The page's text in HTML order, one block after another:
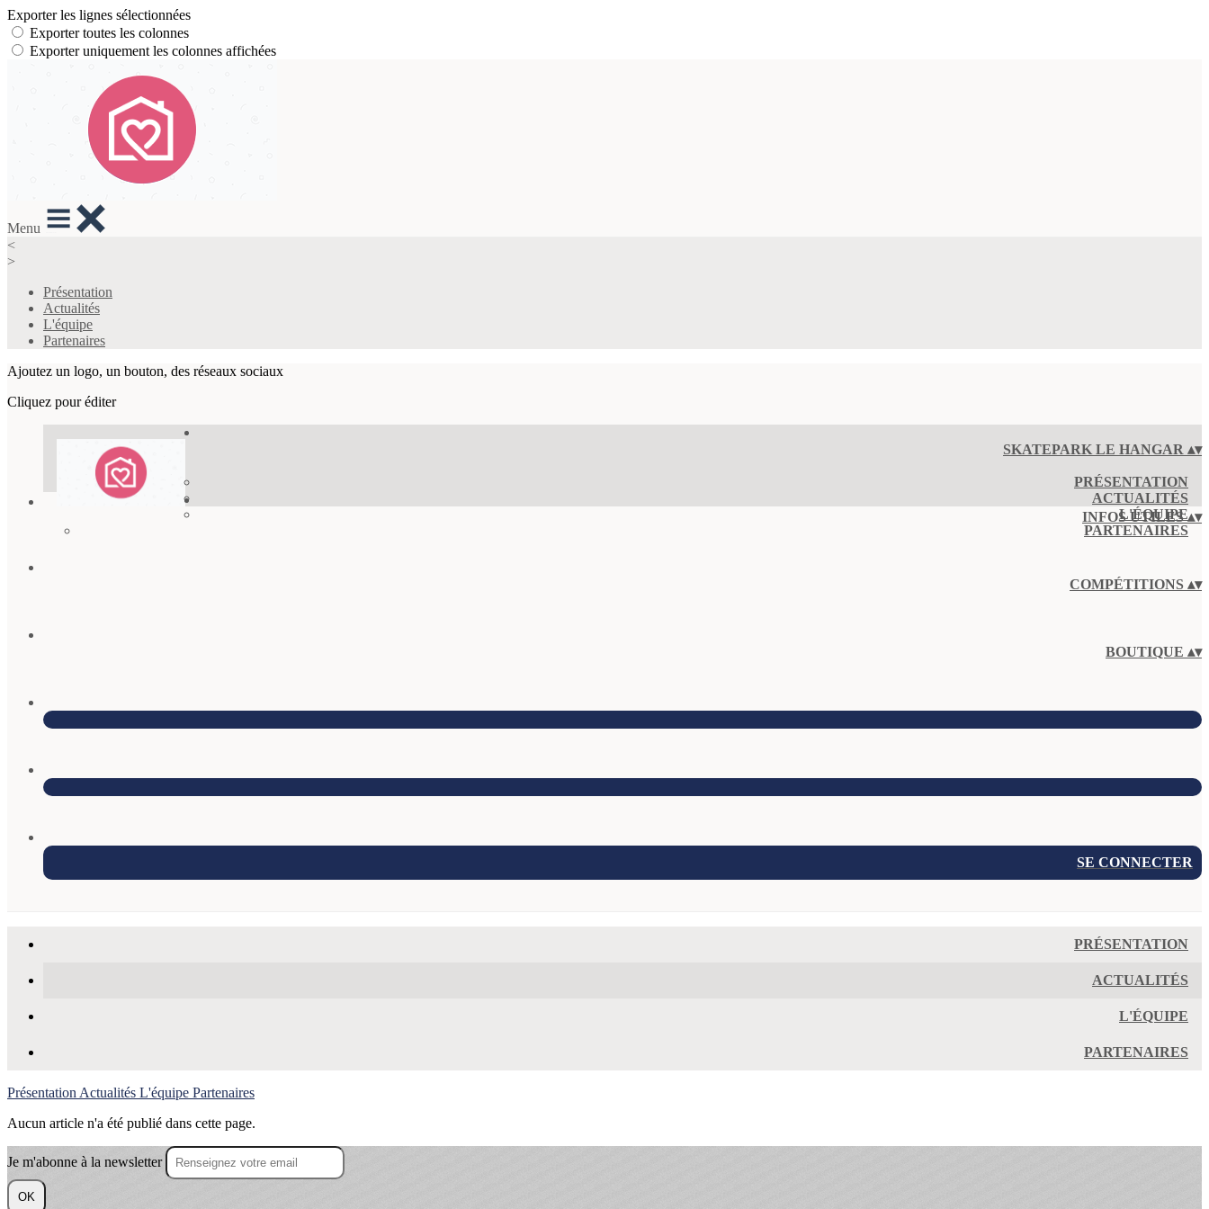
Exporter les lignes sélectionnées
Exporter toutes les colonnes
Exporter uniquement les colonnes affichées
Menu
<
>
Présentation
Actualités
L'équipe
Partenaires
Ajoutez un logo, un bouton, des réseaux sociaux
Cliquez pour éditer
SKATEPARK LE HANGAR ▴▾
PRÉSENTATION
ACTUALITÉS
L'ÉQUIPE
PARTENAIRES
INFOS UTILES▴▾
COMPÉTITIONS ▴▾
BOUTIQUE ▴▾
SE CONNECTER
PRÉSENTATION
ACTUALITÉS
L'ÉQUIPE
PARTENAIRES
Présentation Actualités L'équipe Partenaires
Aucun article n'a été publié dans cette page.
Je m'abonne à la newsletter
OK